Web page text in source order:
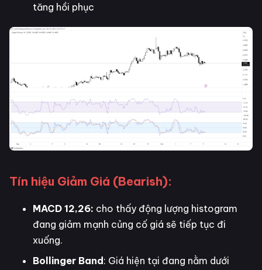
tăng hồi phục
Tín hiệu Giảm Giá (Bearish):
MACD 12,26: cho thấy động lượng histogram
đang giảm mạnh củng cố giá sẽ tiếp tục đi
xuống.
Bollinger Band : Giá hiện tại đang nằm dưới